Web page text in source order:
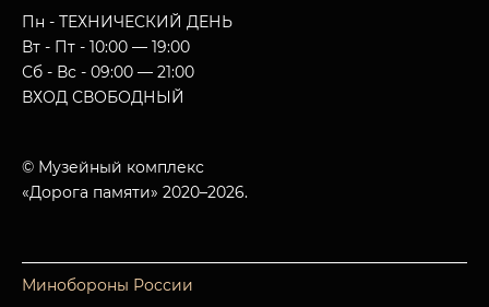
Пн - ТЕХНИЧЕСКИЙ ДЕНЬ
Вт - Пт - 10:00 — 19:00
Сб - Вс - 09:00 — 21:00
ВХОД СВОБОДНЫЙ
© Музейный комплекс
«Дорога памяти» 2020–2026.
Минобороны России